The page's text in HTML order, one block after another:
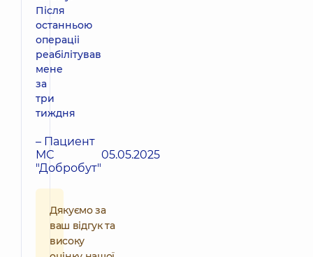
Після
останньою
операціі
реабілітував
мене
за
три
тиждня
– Пациент
МС
"Добробут"
05.05.2025
Дякуємо за
ваш відгук та
високу